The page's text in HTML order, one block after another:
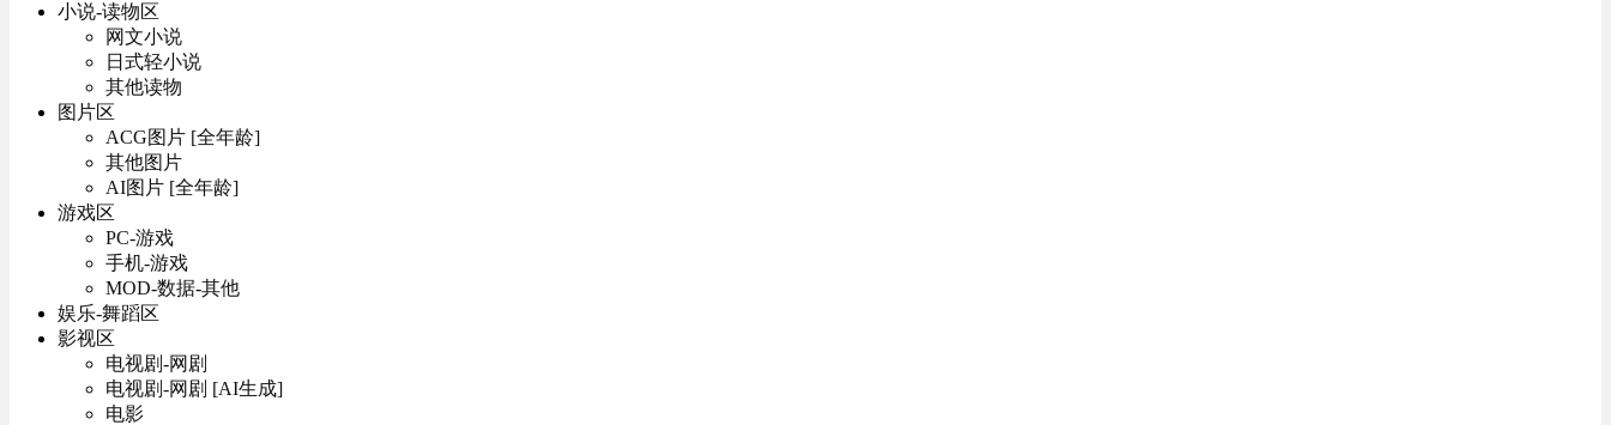
小说-读物区
网文小说
日式轻小说
其他读物
图片区
ACG图片 [全年龄]
其他图片
AI图片 [全年龄]
游戏区
PC-游戏
手机-游戏
MOD-数据-其他
娱乐-舞蹈区
影视区
电视剧-网剧
电视剧-网剧 [AI生成]
电影